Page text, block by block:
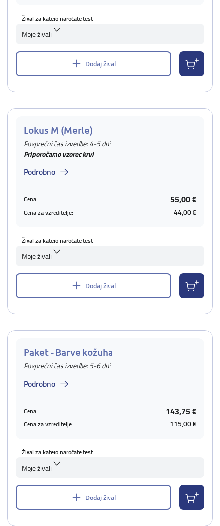
Žival za katero naročate test
Moje živali
Dodaj žival
Lokus M (Merle)
Povprečni čas izvedbe: 4-5 dni
Priporočamo vzorec krvi
Podrobno
Cena: 55,00 €
Cena za vzreditelje: 44,00 €
Žival za katero naročate test
Moje živali
Dodaj žival
Paket - Barve kožuha
Povprečni čas izvedbe: 5-6 dni
Podrobno
Cena: 143,75 €
Cena za vzreditelje: 115,00 €
Žival za katero naročate test
Moje živali
Dodaj žival